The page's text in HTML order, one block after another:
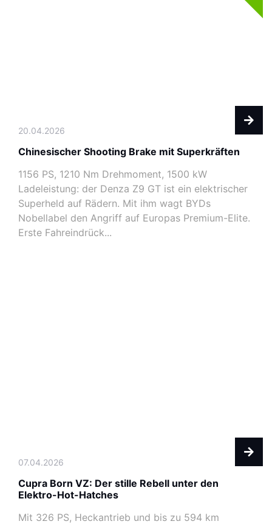
20.04.2026
Chinesischer Shooting Brake mit Superkräften
1156 PS, 1210 Nm Drehmoment, 1500 kW
Ladeleistung: der Denza Z9 GT ist ein elektrischer
Superheld auf Rädern. Mit ihm wagt BYDs
Nobellabel den Angriff auf Europas Premium-Elite.
Erste Fahreindrück...
07.04.2026
Cupra Born VZ: Der stille Rebell unter den
Elektro-Hot-Hatches
Mit 326 PS, Heckantrieb und bis zu 594 km